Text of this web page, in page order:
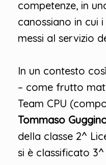
competenze, in
canossiano in cui
messi al servizio
In un contesto
– come frutto
Team CPU
Tommaso
della classe 2^
si è classificato